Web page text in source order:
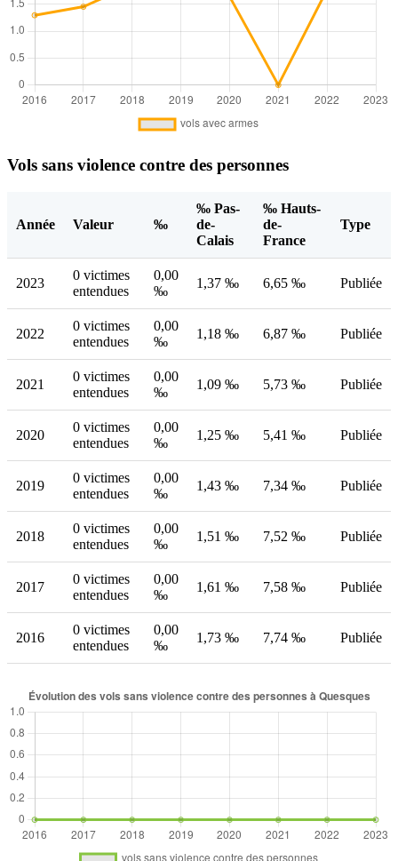
Vols sans violence contre des personnes
Année Valeur ‰
‰ Pas-
de-
Calais
‰ Hauts-
de-
France
Type
2023
0 victimes
entendues
0,00
‰
1,37 ‰ 6,65 ‰ Publiée
2022
0 victimes
entendues
0,00
‰
1,18 ‰ 6,87 ‰ Publiée
2021
0 victimes
entendues
0,00
‰
1,09 ‰ 5,73 ‰ Publiée
2020
0 victimes
entendues
0,00
‰
1,25 ‰ 5,41 ‰ Publiée
2019
0 victimes
entendues
0,00
‰
1,43 ‰ 7,34 ‰ Publiée
2018
0 victimes
entendues
0,00
‰
1,51 ‰ 7,52 ‰ Publiée
2017
0 victimes
entendues
0,00
‰
1,61 ‰ 7,58 ‰ Publiée
2016
0 victimes
entendues
0,00
‰
1,73 ‰ 7,74 ‰ Publiée